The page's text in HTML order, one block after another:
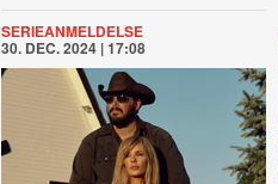
SERIEANMELDELSE
30. DEC. 2024 | 17:08